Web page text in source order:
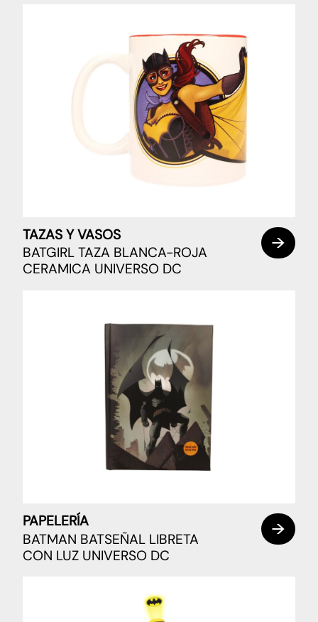
TAZAS Y VASOS
BATGIRL TAZA BLANCA-ROJA
CERAMICA UNIVERSO DC
PAPELERÍA
BATMAN BATSEÑAL LIBRETA
CON LUZ UNIVERSO DC